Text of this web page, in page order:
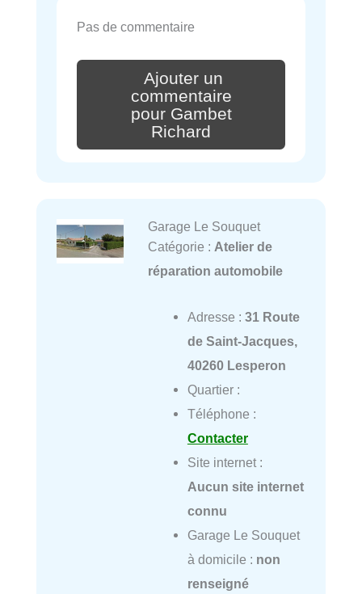
Pas de commentaire
Ajouter un
commentaire
pour Gambet
Richard
Garage Le Souquet
Catégorie : Atelier de
réparation automobile
Adresse : 31 Route
de Saint-Jacques,
40260 Lesperon
Quartier :
Téléphone :
Contacter
Site internet :
Aucun site internet
connu
Garage Le Souquet
à domicile : non
renseigné